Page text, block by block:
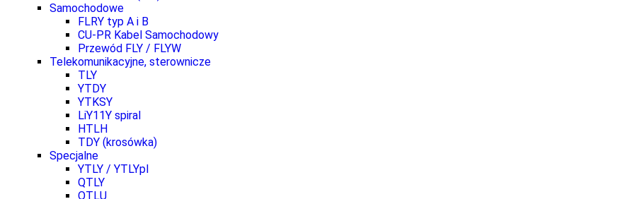
Samochodowe
FLRY typ A i B
CU-PR Kabel Samochodowy
Przewód FLY / FLYW
Telekomunikacyjne, sterownicze
TLY
YTDY
YTKSY
LiY11Y spiral
HTLH
TDY (krosówka)
Specjalne
YTLY / YTLYpl
QTLY
QTLU